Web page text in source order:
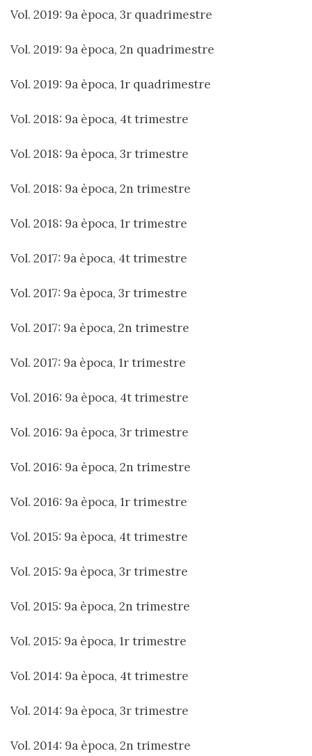
Vol. 2019: 9a època, 3r quadrimestre
Vol. 2019: 9a època, 2n quadrimestre
Vol. 2019: 9a època, 1r quadrimestre
Vol. 2018: 9a època, 4t trimestre
Vol. 2018: 9a època, 3r trimestre
Vol. 2018: 9a època, 2n trimestre
Vol. 2018: 9a època, 1r trimestre
Vol. 2017: 9a època, 4t trimestre
Vol. 2017: 9a època, 3r trimestre
Vol. 2017: 9a època, 2n trimestre
Vol. 2017: 9a època, 1r trimestre
Vol. 2016: 9a època, 4t trimestre
Vol. 2016: 9a època, 3r trimestre
Vol. 2016: 9a època, 2n trimestre
Vol. 2016: 9a època, 1r trimestre
Vol. 2015: 9a època, 4t trimestre
Vol. 2015: 9a època, 3r trimestre
Vol. 2015: 9a època, 2n trimestre
Vol. 2015: 9a època, 1r trimestre
Vol. 2014: 9a època, 4t trimestre
Vol. 2014: 9a època, 3r trimestre
Vol. 2014: 9a època, 2n trimestre